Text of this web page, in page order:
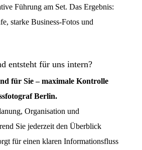
Führung am Set. Das Ergebnis:
starke Business-Fotos und
entsteht für uns intern?
für Sie – maximale Kontrolle
Berlin.
Organisation und
Sie jederzeit den Überblick
für einen klaren Informationsfluss